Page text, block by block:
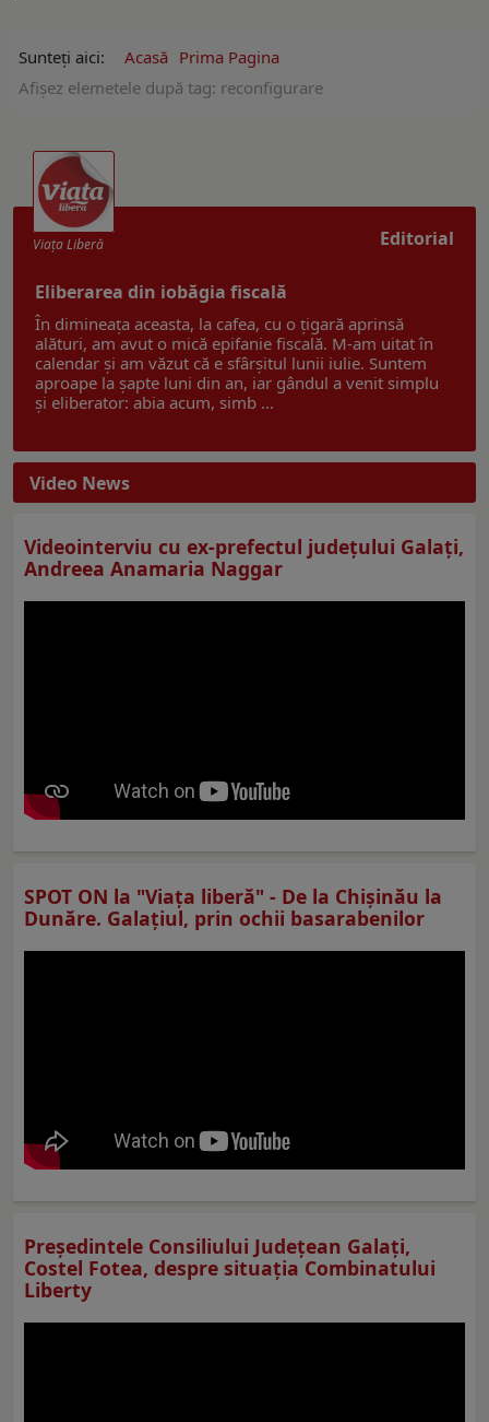
Sunteți aici: Acasă Prima Pagina
Afişez elemetele după tag: reconfigurare
Editorial
Viaţa Liberă
Eliberarea din iobăgia fiscală
În dimineața aceasta, la cafea, cu o țigară aprinsă
alături, am avut o mică epifanie fiscală. M-am uitat în
calendar și am văzut că e sfârșitul lunii iulie. Suntem
aproape la șapte luni din an, iar gândul a venit simplu
și eliberator: abia acum, simb ...
Video News
Videointerviu cu ex-prefectul judeţului Galaţi,
Andreea Anamaria Naggar
SPOT ON la "Viaţa liberă" - De la Chișinău la
Dunăre. Galațiul, prin ochii basarabenilor
Preşedintele Consiliului Judeţean Galaţi,
Costel Fotea, despre situaţia Combinatului
Liberty